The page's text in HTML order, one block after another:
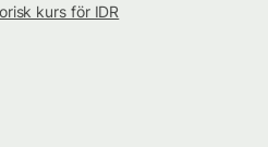
kurs för IDR